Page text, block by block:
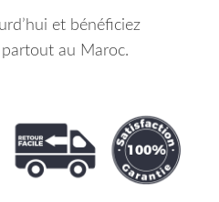
et bénéficiez
au Maroc.